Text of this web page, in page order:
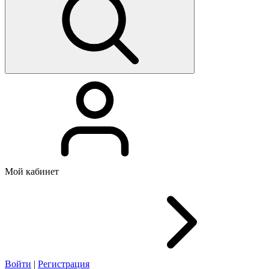
Мой кабинет
Войти | Регистрация